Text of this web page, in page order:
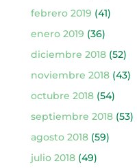
febrero 2019 (41)
enero 2019 (36)
diciembre 2018(52)
noviembre 2018(43)
octubre 2018(54)
septiembre 2018(53)
agosto 2018(59)
julio 2018(49)